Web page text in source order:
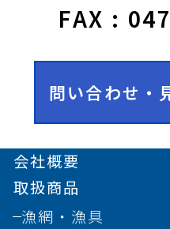
FAX :
問い合わせ・
会社概要
取扱商品
漁網・漁具